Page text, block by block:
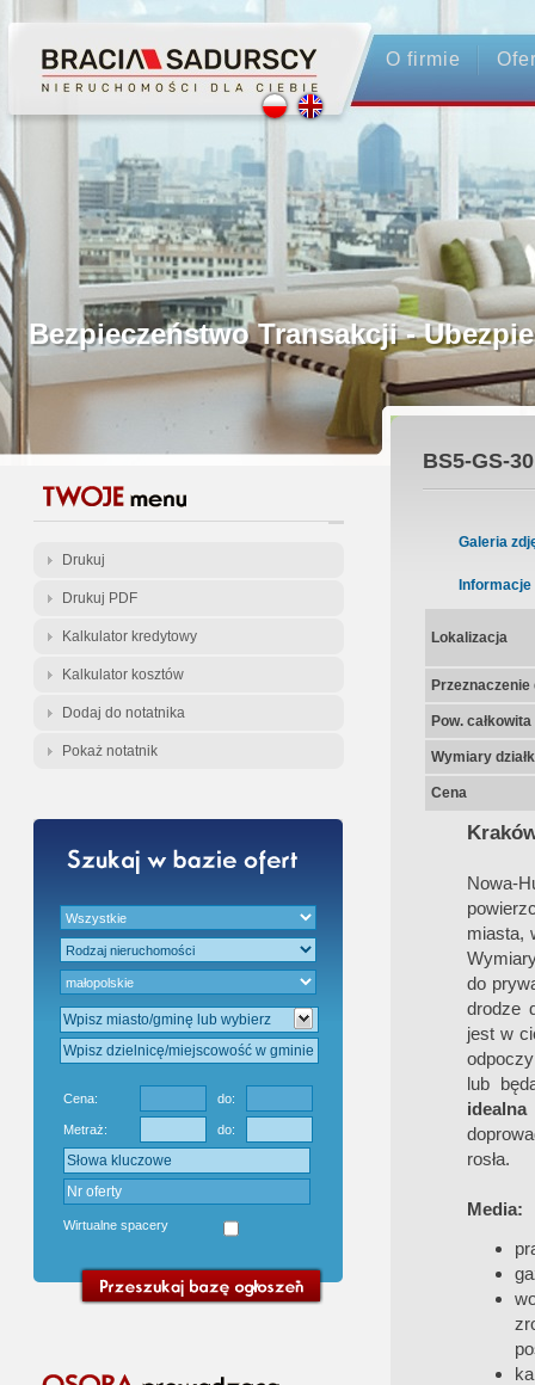
O firmie
Profesjonalne Pośrednictwo
Bezpieczeństwo Transakcji -
Licencjonowani Pośrednicy
Gratis - Przedwstępna Umowa
Drukuj
Drukuj PDF
Kalkulator kredytowy
Kalkulator kosztów
Dodaj do notatnika
Pokaż notatnik
Cena: do:
Metraż: do:
Wirtualne spacery
BS5-GS-
Galeria
Informacje
Lokalizacja
Przeznaczenie
Pow.
Wymiary
Cena
Nowa-
miasta,
do
drodze
jest w
lub
rosła.
Media: